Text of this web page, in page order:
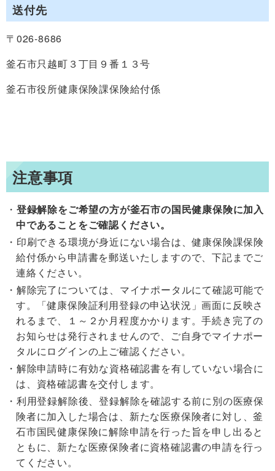
送付先
〒026-8686
釜石市只越町３丁目９番１３号
釜石市役所健康保険課保険給付係
注意事項
登録解除をご希望の方が釜石市の国民健康保険に加入
中であることをご確認ください。
印刷できる環境が身近にない場合は、健康保険課保険
給付係から申請書を郵送いたしますので、下記までご
連絡ください。
解除完了については、マイナポータルにて確認可能で
す。「健康保険証利用登録の申込状況」画面に反映さ
れるまで、１～２か月程度かかります。手続き完了の
お知らせは発行されませんので、ご自身でマイナポー
タルにログインの上ご確認ください。
解除申請時に有効な資格確認書を有していない場合に
は、資格確認書を交付します。
利用登録解除後、登録解除を確認する前に別の医療保
険者に加入した場合は、新たな医療保険者に対し、釜
石市国民健康保険に解除申請を行った旨を申し出ると
ともに、新たな医療保険者に資格確認書の申請を行っ
てください。